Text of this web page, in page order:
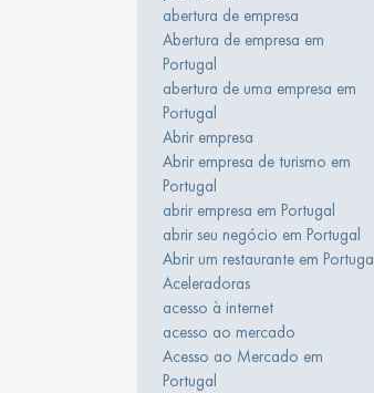
abertura de empresa
Abertura de empresa em
Portugal
abertura de uma empresa em
Portugal
Abrir empresa
Abrir empresa de turismo em
Portugal
abrir empresa em Portugal
abrir seu negócio em Portugal
Abrir um restaurante em Portugal
Aceleradoras
acesso à internet
acesso ao mercado
Acesso ao Mercado em
Portugal